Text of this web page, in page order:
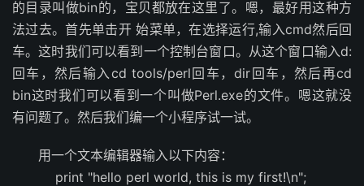
的目录叫做bin的，宝贝都放在这里了。嗯，最好用这种方
法过去。首先单击开 始菜单，在选择运行,输入cmd然后回
车。这时我们可以看到一个控制台窗口。从这个窗口输入d:
回车，然后输入cd tools/perl回车，dir回车，然后再cd
bin这时我们可以看到一个叫做Perl.exe的文件。嗯这就没
有问题了。然后我们编一个小程序试一试。
用一个文本编辑器输入以下内容：
print "hello perl world, this is my first!\n";